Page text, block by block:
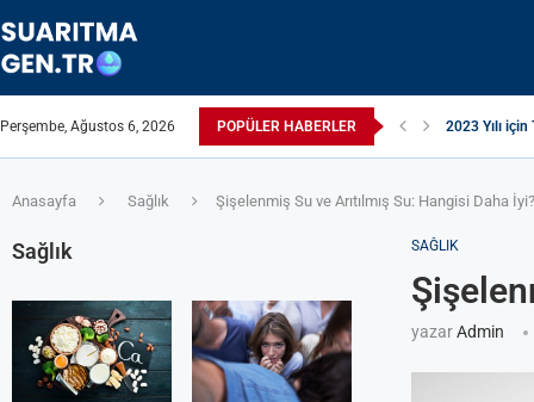
Perşembe, Ağustos 6, 2026 POPÜLER HABERLER 2023 Yılı
Anasayfa Sağlık Şişelenmiş Su ve Arıtılmış Su: Hangisi Daha İyi?
SAĞLIK
yazarAdmin
Sağlık